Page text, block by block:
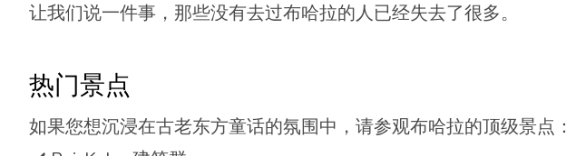
让我们说一件事，那些没有去过布哈拉的人已经失去了很多。
热门景点
如果您想沉浸在古老东方童话的氛围中，请参观布哈拉的顶级景点：